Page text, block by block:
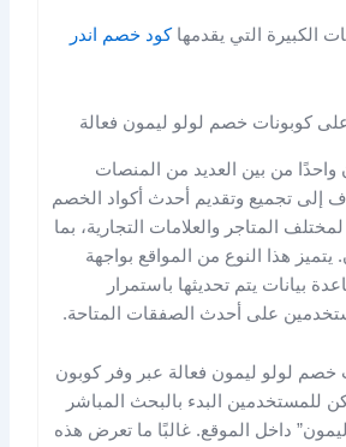
الكبيرة التي يقدمهاكود خصم اندر
كوبونات خصم لولو ليمون فعالة
واحدًا من بين العديد من المنصات
إلى تجميع وتقديم أحدث أكواد الخصم
المتاجر والعلامات التجارية، بما
هذا النوع من المواقع بواجهة
بيانات يتم تحديثها باستمرار
على أحدث الصفقات المتاحة.
خصم لولو ليمون فعالة عبر وفر كوبون
للمستخدمين البدء بالبحث المباشر
داخل الموقع. غالبًا ما تعرض هذه